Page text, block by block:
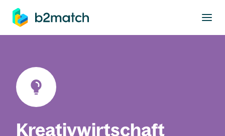
springen
Kreativwirtschaft